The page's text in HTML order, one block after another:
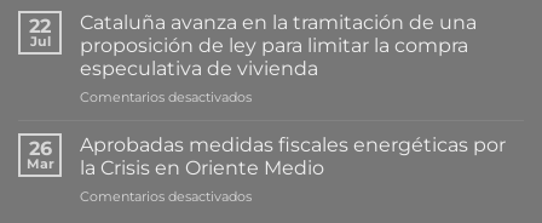
22
Jul
Cataluña avanza en la tramitación de una
proposición de ley para limitar la compra
especulativa de vivienda
Comentarios desactivadosen
avanza
en
la
tramitación
26
Mar
Aprobadas medidas fiscales energéticas por
la Crisis en Oriente Medio
Comentarios desactivadosen